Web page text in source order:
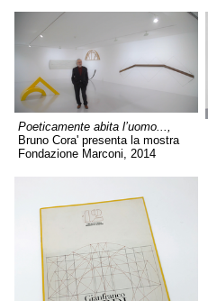
Poeticamente abita l’uomo...,
Bruno Cora' presenta la mostra
Fondazione Marconi, 2014